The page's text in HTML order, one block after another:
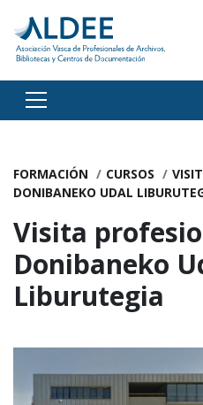
FORMACIÓN CURSOS
DONIBANEKO UDAL
Visita
Donibaneko
Liburutegia